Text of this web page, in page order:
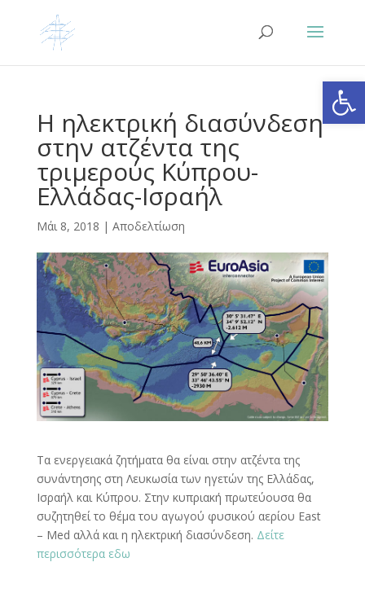
Η ηλεκτρική διασύνδεση
στην ατζέντα της
τριμερούς Κύπρου-
Ελλάδας-Ισραήλ
Μάι 8, 2018 | Αποδελτίωση
Τα ενεργειακά ζητήματα θα είναι στην ατζέντα της
συνάντησης στη Λευκωσία των ηγετών της Ελλάδας,
Ισραήλ και Κύπρου. Στην κυπριακή πρωτεύουσα θα
συζητηθεί το θέμα του αγωγού φυσικού αερίου East
– Med αλλά και η ηλεκτρική διασύνδεση. Δείτε
περισσότερα εδω